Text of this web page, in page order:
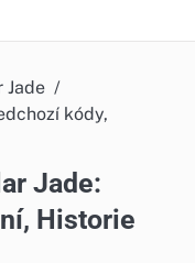
Jade
kódy,
Jade:
Historie